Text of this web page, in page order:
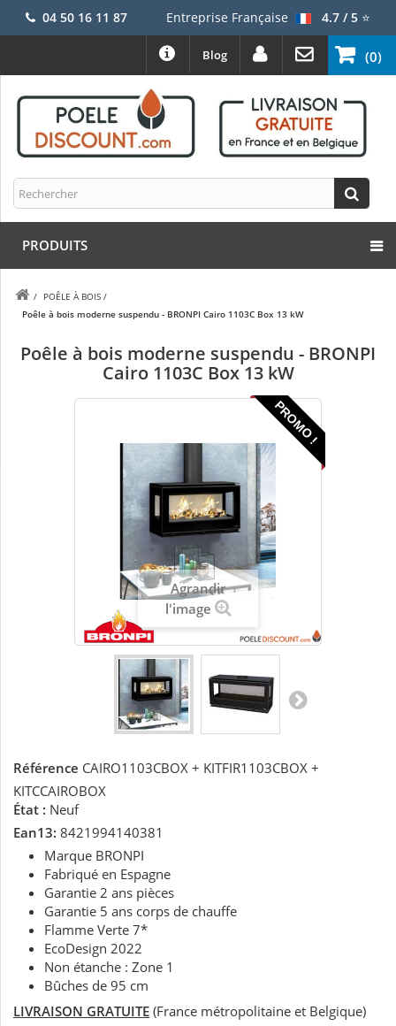
04 50 16 11 87 Entreprise Française 4.7 / 5⭐
(0)
Blog
PRODUITS
/ POÊLE À BOIS /
Poêle à bois moderne suspendu - BRONPI Cairo 1103C Box 13 kW
Poêle à bois moderne suspendu - BRONPI
Cairo 1103C Box 13 kW
PROMO !
Agrandir
l'image
Référence CAIRO1103CBOX + KITFIR1103CBOX +
KITCCAIROBOX
État : Neuf
Ean13: 8421994140381
Marque BRONPI
Fabriqué en Espagne
Garantie 2 ans pièces
Garantie 5 ans corps de chauffe
Flamme Verte 7*
EcoDesign 2022
Non étanche : Zone 1
Bûches de 95 cm
LIVRAISON GRATUITE (France métropolitaine et Belgique)